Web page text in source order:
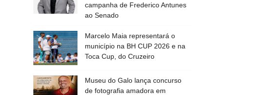
campanha de Frederico Antunes
ao Senado
Marcelo Maia representará o
município na BH CUP 2026 e na
Toca Cup, do Cruzeiro
Museu do Galo lança concurso
de fotografia amadora em